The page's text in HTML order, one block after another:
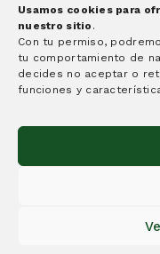
Usamos cookies para
nuestro sitio .
Con tu permiso,
tu comportamiento de
decides no aceptar o
funciones y
idea es un granito
09:30 a 14:00 y
Sabados de